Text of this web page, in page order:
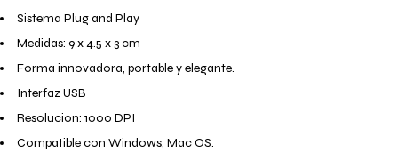
Sistema Plug and Play
Medidas: 9 x 4.5 x 3 cm
Forma innovadora, portable y elegante.
Interfaz USB
Resolucion: 1000 DPI
Compatible con Windows, Mac OS.